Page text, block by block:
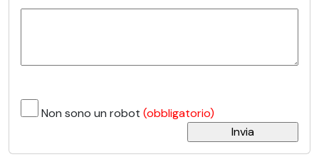
Non sono un robot (obbligatorio)